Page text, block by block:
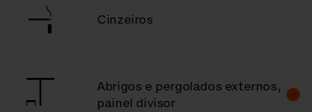
Cinzeiros
Abrigos e pergolados externos,
painel divisor